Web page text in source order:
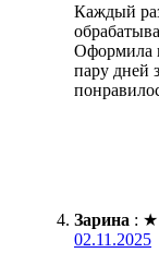
Каждый
Оформила
пару дней
Зарина : ★
02.11.2025